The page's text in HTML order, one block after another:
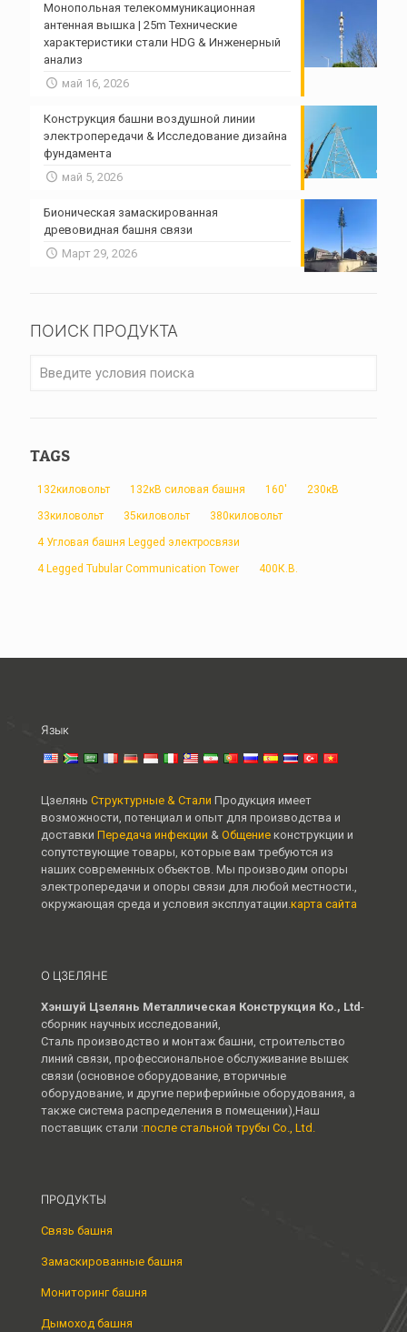
Монопольная телекоммуникационная
антенная вышка | 25m Технические
характеристики стали HDG & Инженерный
анализ
май 16, 2026
Конструкция башни воздушной линии
электропередачи & Исследование дизайна
фундамента
май 5, 2026
Бионическая замаскированная
древовидная башня связи
Март 29, 2026
ПОИСК ПРОДУКТА
TAGS
132киловольт 132кВ силовая башня 160' 230кВ
33киловольт 35киловольт 380киловольт
4 Угловая башня Legged электросвязи
4 Legged Tubular Communication Tower 400К.В.
Язык
Цзелянь Структурные & Стали Продукция имеет
возможности, потенциал и опыт для производства и
доставки Передача инфекции & Общение конструкции и
сопутствующие товары, которые вам требуются из
наших современных объектов. Мы производим опоры
электропередачи и опоры связи для любой местности.,
окружающая среда и условия эксплуатации.карта сайта
О ЦЗЕЛЯНЕ
Хэншуй Цзелянь Металлическая Конструкция Ко., Ltd-
сборник научных исследований,
Сталь производство и монтаж башни, строительство
линий связи, профессиональное обслуживание вышек
связи (основное оборудование, вторичные
оборудование, и другие периферийные оборудования, а
также система распределения в помещении),Наш
поставщик стали :после стальной трубы Co., Ltd.
ПРОДУКТЫ
Связь башня
Замаскированные башня
Мониторинг башня
Дымоход башня